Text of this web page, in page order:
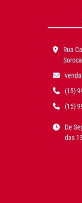
Rua
(15)
(15)
De
das